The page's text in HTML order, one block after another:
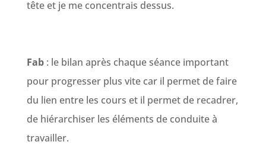
tête et je me concentrais dessus.
Fab: le bilan après chaque séance important
pour progresser plus vite car il permet de faire
du lien entre les cours et il permet de recadrer,
de hiérarchiser les éléments de conduite à
travailler.